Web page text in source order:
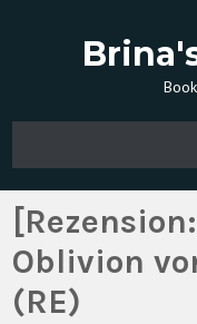
Oblivion
(RE)